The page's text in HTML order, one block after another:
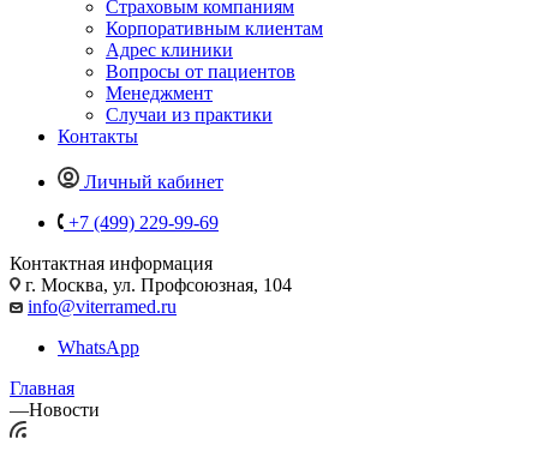
Страховым компаниям
Корпоративным клиентам
Адрес клиники
Вопросы от пациентов
Менеджмент
Случаи из практики
Контакты
Личный кабинет
+7 (499) 229-99-69
Контактная информация
г. Москва, ул. Профсоюзная, 104
info@viterramed.ru
WhatsApp
Главная
—Новости